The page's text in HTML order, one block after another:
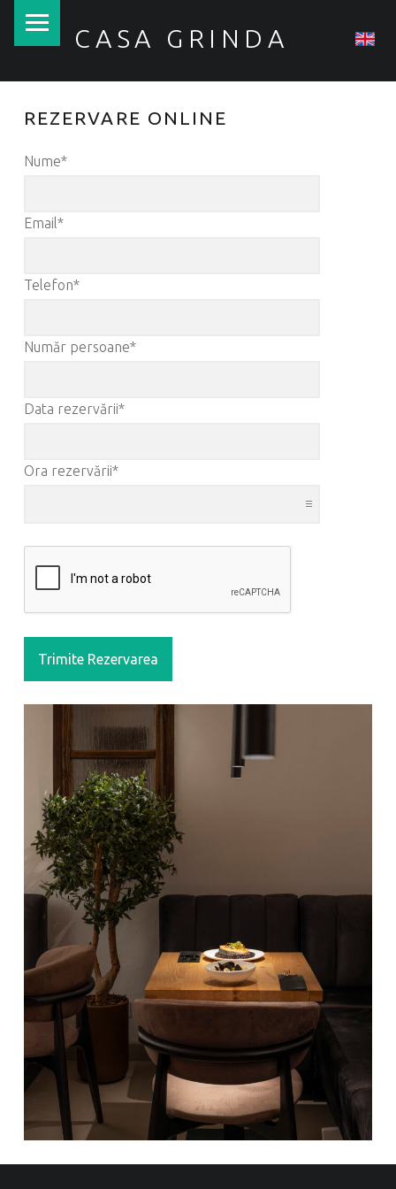
CASA GRINDA
REZERVARE ONLINE
Nume*
Email*
Telefon*
Număr persoane*
Data rezervării*
Ora rezervării*
Trimite Rezervarea